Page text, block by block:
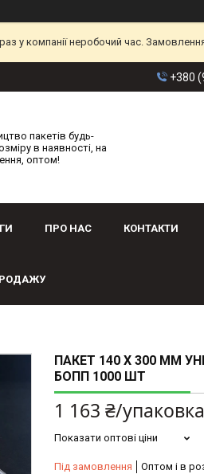
у компанії неробочий час.
+380
пакетів будь-
в наявності, на
оптом!
ПРО НАС КОНТАКТИ
ПАКЕТ 140 X 300 ММ
БОПП 1000 ШТ
1 163 ₴/упаковка
Показати оптові ціни
Під замовлення Оптом і в